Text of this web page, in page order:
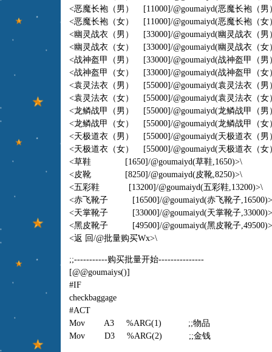
<恶魔长袍（男） [11000]/@goumaiyd(恶魔长袍（男
<恶魔长袍（女） [11000]/@goumaiyd(恶魔长袍（女
<幽灵战衣（男） [33000]/@goumaiyd(幽灵战衣（男
<幽灵战衣（女） [33000]/@goumaiyd(幽灵战衣（女
<战神盔甲（男） [33000]/@goumaiyd(战神盔甲（男
<战神盔甲（女） [33000]/@goumaiyd(战神盔甲（女
<袁灵法衣（男） [55000]/@goumaiyd(袁灵法衣（男
<袁灵法衣（女） [55000]/@goumaiyd(袁灵法衣（女
<龙鳞战甲（男） [55000]/@goumaiyd(龙鳞战甲（男
<龙鳞战甲（女） [55000]/@goumaiyd(龙鳞战甲（女
<天极道衣（男） [55000]/@goumaiyd(天极道衣（男
<天极道衣（女） [55000]/@goumaiyd(天极道衣（女
<草鞋 [1650]/@goumaiyd(草鞋,1650)>\
<皮靴 [8250]/@goumaiyd(皮靴,8250)>\
<五彩鞋 [13200]/@goumaiyd(五彩鞋,13200)>\
<赤飞靴子 [16500]/@goumaiyd(赤飞靴子
<天掌靴子 [33000]/@goumaiyd(天掌靴子
<黑皮靴子 [49500]/@goumaiyd(黑皮靴子
<返 回/@批量购买Wx>\
;;-----------购买批量开始---------------
[@@goumaiys()]
#IF
checkbaggage
#ACT
Mov A3 %ARG(1) ;;物品
Mov D3 %ARG(2) ;;金钱